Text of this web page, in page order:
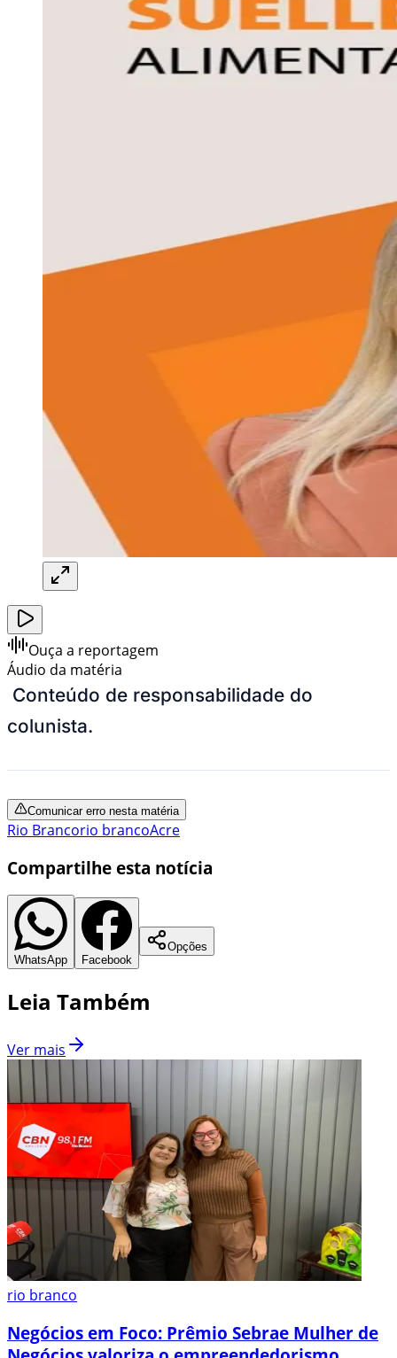
Ouça a reportagem
Áudio da matéria
Conteúdo de responsabilidade do
colunista.
Comunicar erro nesta matéria
Rio Brancorio brancoAcre
Compartilhe esta notícia
WhatsApp Facebook
Opções
Leia Também
Ver mais
rio branco
Negócios em Foco: Prêmio Sebrae Mulher de